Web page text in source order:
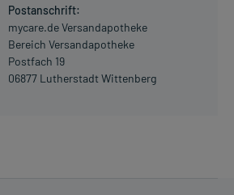
Postanschrift:
mycare.de Versandapotheke
Bereich Versandapotheke
Postfach 19
06877 Lutherstadt Wittenberg